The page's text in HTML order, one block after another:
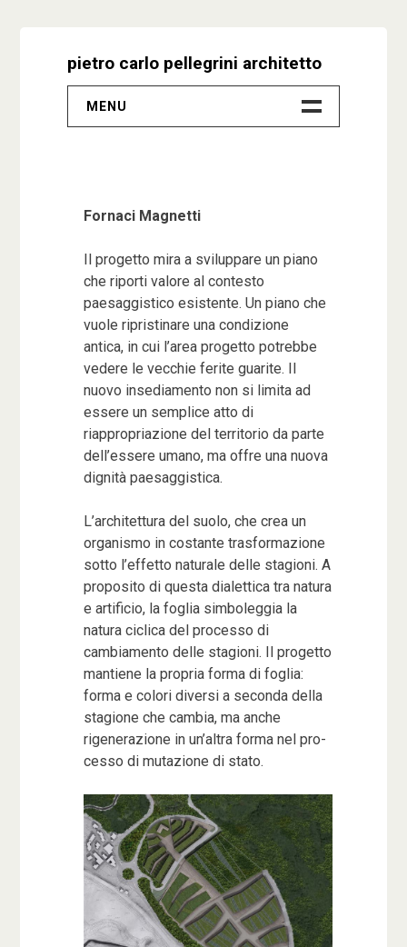
pietro carlo pellegrini architetto
MENU
Studio
Contatti
Fornaci Magnetti
Il progetto mira a sviluppare un piano
che riporti valore al contesto
paesaggistico esistente. Un piano che
vuole ripristinare una condizione
antica, in cui l’area progetto potrebbe
vedere le vecchie ferite guarite. Il
nuovo insediamento non si limita ad
essere un semplice atto di
riappropriazione del territorio da parte
dell’essere umano, ma offre una nuova
dignità paesaggistica.
L’architettura del suolo, che crea un
organismo in costante trasformazione
sotto l’effetto naturale delle stagioni. A
proposito di questa dialettica tra natura
e artificio, la foglia simboleggia la
natura ciclica del processo di
cambiamento delle stagioni. Il progetto
mantiene la propria forma di foglia:
forma e colori diversi a seconda della
stagione che cambia, ma anche
rigenerazione in un’altra forma nel pro-
cesso di mutazione di stato.